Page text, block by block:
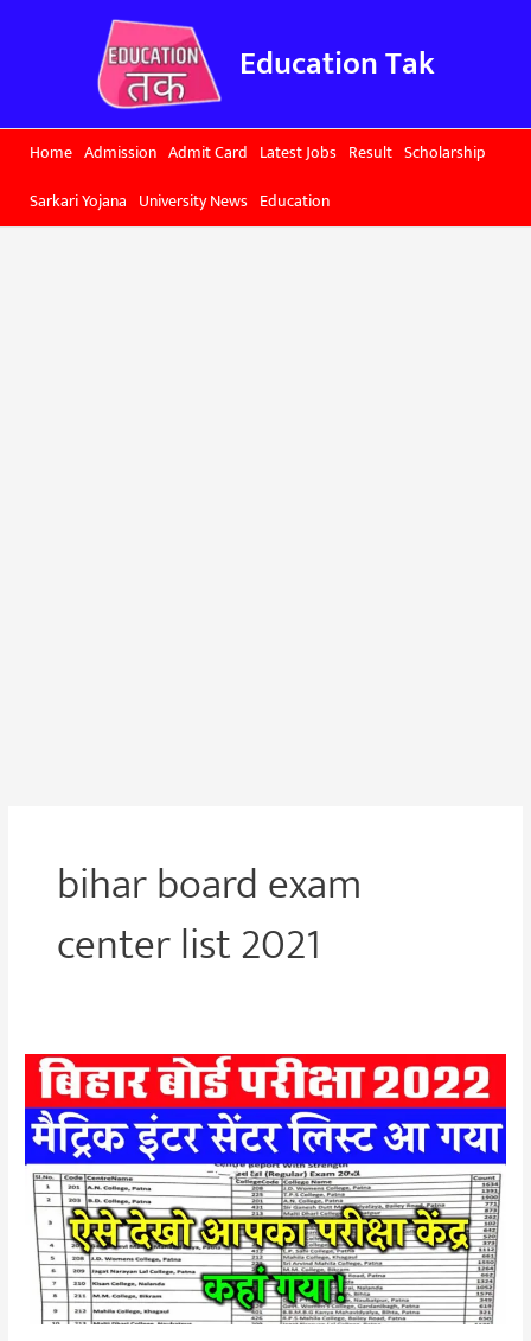
Education Tak
Home Admission Admit Card Latest Jobs Result Scholarship
Sarkari Yojana University News Education
bihar board exam
center list 2021
Bihar
Board
Exam
Center
List
2022
Bihar
Board